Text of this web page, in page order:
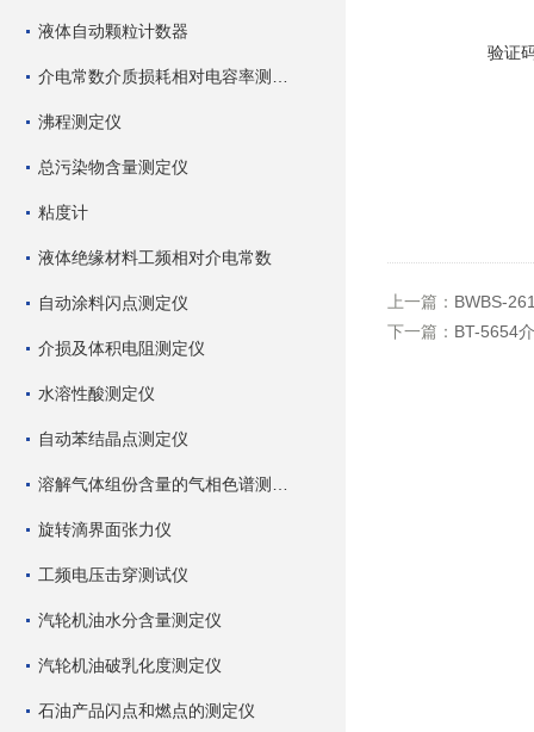
液体自动颗粒计数器
沸程测定仪
总污染物含量测定仪
粘度计
液体绝缘材料工频相对介电常数
自动涂料闪点测定仪
介损及体积电阻测定仪
水溶性酸测定仪
自动苯结晶点测定仪
旋转滴界面张力仪
工频电压击穿测试仪
汽轮机油水分含量测定仪
汽轮机油破乳化度测定仪
石油产品闪点和燃点的测定仪
验证
上一篇： BWBS-
下一篇： BT-5654